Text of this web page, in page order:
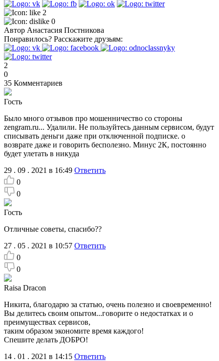
2
0
Автор Анастасия Постникова
Понравилось? Расскажите друзьям:
2
0
35 Комментариев
Гость
Было много отзывов про мошенничество со стороны
zengram.ru... Удалили. Не пользуйтесь данным сервисом, будут
списывать деньги даже при отключенной подписке. о
возврате даже и говорить бесполезно. Минус 2К, постоянно
будет улетать в никуда
29 . 09 . 2021 в 16:49 Ответить
0
0
Гость
Отличные советы, спасибо??
27 . 05 . 2021 в 10:57 Ответить
0
0
Raisa Dracon
Никита, благодарю за статью, очень полезно и своевременно!
Вы делитесь своим опытом...говорите о недостатках и о
преимуществах сервисов,
таким образом экономите время каждого!
Спешите делать ДОБРО!
14 . 01 . 2021 в 14:15 Ответить